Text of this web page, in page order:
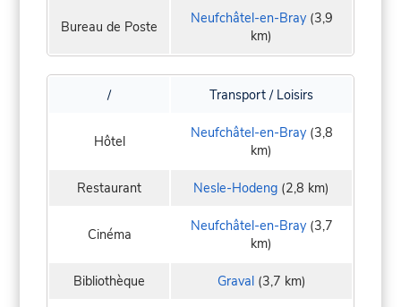
Bureau de Poste Neufchâtel-en-Bray(3,9
km)
/ Transport / Loisirs
Hôtel Neufchâtel-en-Bray(3,8
km)
Restaurant Nesle-Hodeng (2,8 km)
Cinéma Neufchâtel-en-Bray(3,7
km)
Bibliothèque Graval(3,7 km)